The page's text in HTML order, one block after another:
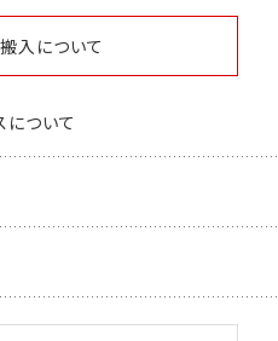
入について
について